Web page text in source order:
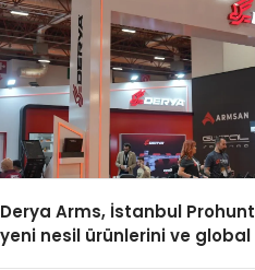
Derya Arms, İstanbul Prohunt
yeni nesil ürünlerini ve